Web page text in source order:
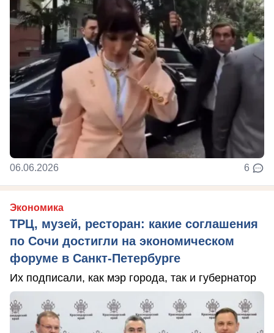
06.06.2026 6
Экономика
ТРЦ, музей, ресторан: какие соглашения
по Сочи достигли на экономическом
форуме в Санкт-Петербурге
Их подписали, как мэр города, так и губернатор